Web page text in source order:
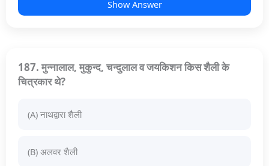
Show Answer
187. मुन्नालाल, मुकुन्द, चन्दुलाल व जयकिशन किस शैली के
चित्रकार थे?
(A) नाथद्वारा शैली
(B) अलवर शैली